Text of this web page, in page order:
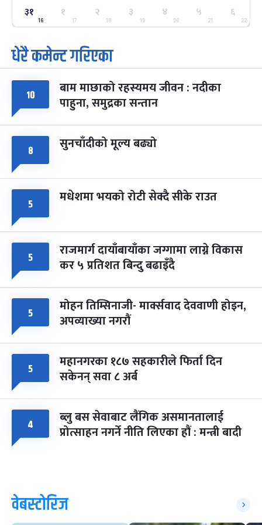
२५
मंगल
ग्याल्पो ल्होसार
फाल्गुन २५, २०८३ Mar 9, 2027
७ महिना बाँकी
७
आइत
पूर्णिमा व्रत
चैत्र ७, २०८३-
८
सोम
फागुपूर्णिमा
चैत्र ८, २०८३-Mar 22, 2027
७ महिना बाँकी
३१
16
१
17
२
18
३
19
४
20
५
21
६
22
धेरै कमेन्ट गरिएका
१० बाम माछाको रहस्यमय जीवन : नदीका
पाहुना, समुद्रका सन्तान
८ सुनचाँदीको मूल्य बढ्यो
५ मधेशमा भयको रोटी सेक्दै सीके राउत
५ राजमार्ग दायाँबायाँका जग्गामा लाग्ने विकास
कर ५ प्रतिशत बिन्दु बढाइँदै
५ मोहन तिम्सिनाजी- मार्क्सवाद देववाणी होइन,
अपव्याख्या नगरौं
५ महानगरका १८७ सहकारीले फिर्ता दिन
सकेनन् सवा ८ अर्ब
४ ब्लु बस सेवाबाट लैंगिक असमानतालाई
प्रोत्साहन नगर्ने नीति लिएका हौं : मन्त्री बादी
वेबस्टोरिज